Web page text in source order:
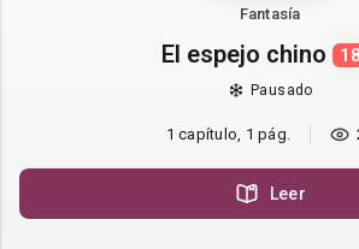
Fantasía
El espejo chino
Pausado
1 capítulo, 1 pág.
Leer